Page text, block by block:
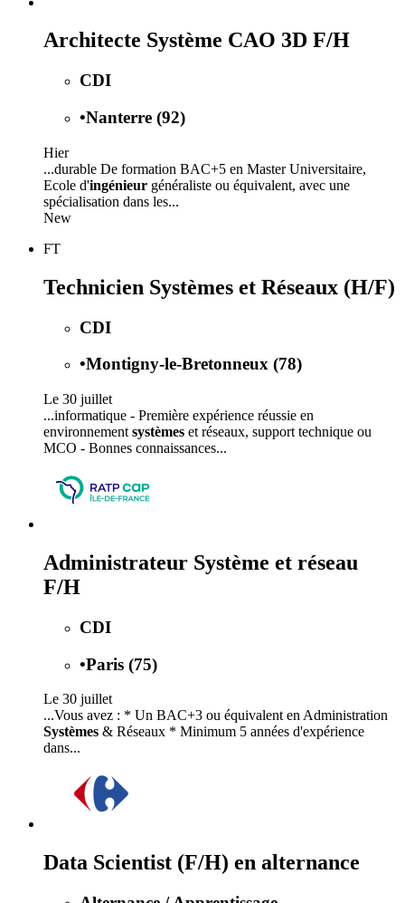
Architecte Système CAO 3D F/H
CDI
•Nanterre (92)
Hier
...durable De formation BAC+5 en Master Universitaire,
Ecole d'ingénieur généraliste ou équivalent, avec une
spécialisation dans les...
New
FT
Technicien Systèmes et Réseaux (H/F)
CDI
•Montigny-le-Bretonneux (78)
Le 30 juillet
...informatique - Première expérience réussie en
environnement systèmes et réseaux, support technique ou
MCO - Bonnes connaissances...
Administrateur Système et réseau
F/H
CDI
•Paris (75)
Le 30 juillet
...Vous avez : * Un BAC+3 ou équivalent en Administration
Systèmes & Réseaux * Minimum 5 années d'expérience
dans...
Data Scientist (F/H) en alternance